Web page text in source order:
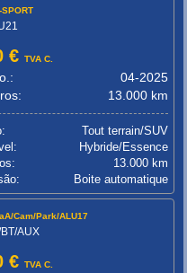
€TVA C.
04-2025
13.000 km
Tout terrain/SUV
Hybride/Essence
13.000 km
Boite automatique
Cam/Park/ALU17
AUX
€TVA C.